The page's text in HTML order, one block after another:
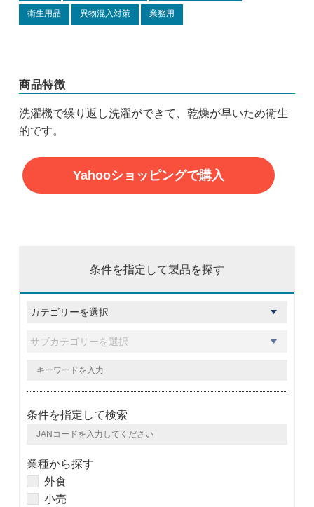
衛生用品 異物混入対策 業務用
商品特徴
洗濯機で繰り返し洗濯ができて、乾燥が早いため衛生
的です。
Yahooショッピングで購入
条件を指定して製品を探す
条件を指定して検索
業種から探す
外食
小売